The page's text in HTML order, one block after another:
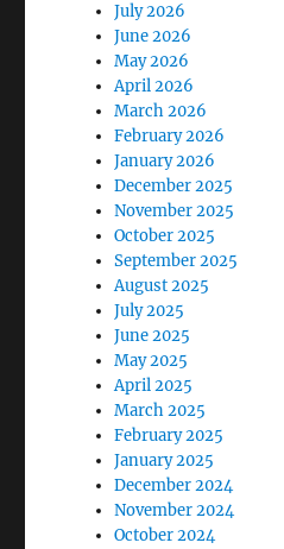
July 2026
June 2026
May 2026
April 2026
March 2026
February 2026
January 2026
December 2025
November 2025
October 2025
September 2025
August 2025
July 2025
June 2025
May 2025
April 2025
March 2025
February 2025
January 2025
December 2024
November 2024
October 2024